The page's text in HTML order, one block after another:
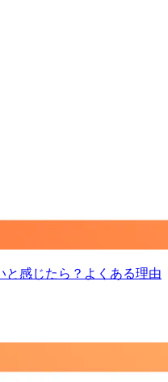
と感じたら？よくある理由